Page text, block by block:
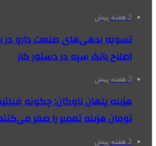
2 هفته پیش
اصلاح بانک سپه در دستور کار
2 هفته پیش
هزینه پنهان ناوگان: چگونه
تومان هزینه تعمیر را صفر
2 هفته پیش